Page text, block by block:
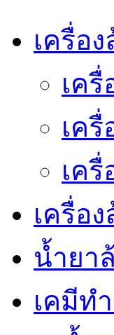
เครื่อ
เค
เค
เค
เครื่อ
น้ำยา
เคมีท